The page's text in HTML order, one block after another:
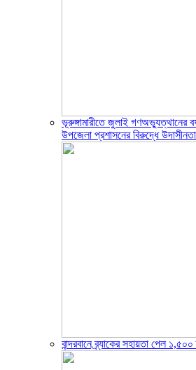
ভূরুঙ্গামারীতে জুলাই গণঅভ্যুত্থানের
উপজেলা প্রশাসনের বিরুদ্ধে
বান্দরবানে ব্র্যাকের সহায়তা পেল